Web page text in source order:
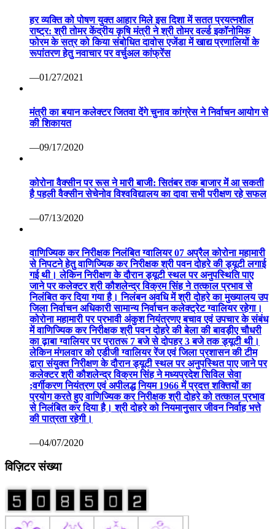
हर व्यक्ति को पोषण युक्त आहार मिले इस दिशा में सतत प्रयत्नशील
राष्ट्र: श्री तोमर केंद्रीय कृषि मंत्री ने श्री तोमर वर्ल्ड इकॉनोमिक
फोरम के सत्र को किया संबोधित दावोस एजेंडा में खाद्य प्रणालियों के
रूपांतरण हेतु नवाचार पर वर्चुअल कांफ्रेंस
—01/27/2021
मंत्री का बयान कलेक्टर जितवा देंगे चुनाव कांग्रेस ने निर्वाचन आयोग से
की शिकायत
—09/17/2020
कोरोना वैक्सीन पर रूस ने मारी बाजी: सितंबर तक बाजार में आ सकती
है पहली वैक्सीन सेचेनोव विश्वविद्यालय का दावा सभी परीक्षण रहे सफल
—07/13/2020
वाणिज्यिक कर निरीक्षक निलंबित ग्वालियर 07 अप्रैल कोरोना महामारी
से निपटने हेतु वाणिज्यिक कर निरीक्षक श्री पवन दोहरे की ड्यूटी लगाई
गई थी। लेकिन निरीक्षण के दौरान ड्यूटी स्थल पर अनुपस्थिति पाए
जाने पर कलेक्टर श्री कौशलेन्द्र विक्रम सिंह ने तत्काल प्रभाव से
निलंबित कर दिया गया है। निलंबन अवधि में श्री दोहरे का मुख्यालय उप
जिला निर्वाचन अधिकारी सामान्य निर्वाचन कलेक्ट्रेट ग्वालियर रहेगा।
कोरोना महामारी पर प्रभावी अंकुश नियंत्रणए बचाव एवं उपचार के संबंध
में वाणिज्यिक कर निरीक्षक श्री पवन दोहरे की बेला की बावड़ीए चौधरी
का ढ़ाबा ग्वालियर पर प्रातरू 7 बजे से दोपहर 3 बजे तक ड्यूटी थी।
लेकिन मंगलवार को एडीजी ग्वालियर रेंज एवं जिला प्रशासन की टीम
द्वारा संयुक्त निरीक्षण के दौरान ड्यूटी स्थल पर अनुपस्थित पाए जाने पर
कलेक्टर श्री कौशलेन्द्र विक्रम सिंह ने मध्यप्रदेश सिविल सेवा
;वर्गीकरण नियंत्रण एवं अपीलद्ध नियम 1966 में प्रदत्त शक्तियों का
प्रयोग करते हुए वाणिज्यिक कर निरीक्षक श्री दोहरे को तत्काल प्रभाव
से निलंबित कर दिया है। श्री दोहरे को नियमानुसार जीवन निर्वाह भत्ते
की पात्रता रहेगी।
—04/07/2020
विज़िटर संख्या